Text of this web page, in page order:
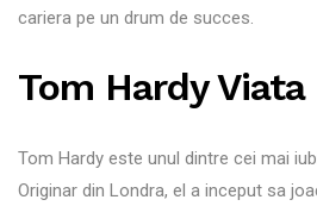
cariera pe un drum de succes.
Tom Hardy
Tom Hardy este unul dintre cei mai
Originar din Londra, el a inceput sa